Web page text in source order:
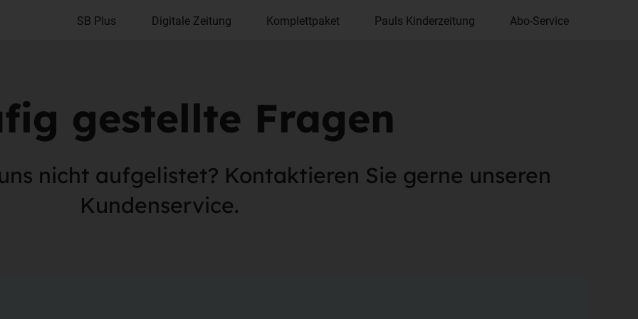
SB Plus Digitale Zeitung Komplettpaket Pauls Kinderzeitung Abo-Service
gestellte Fragen
nicht aufgelistet? Kontaktieren Sie gerne unseren
Kundenservice.